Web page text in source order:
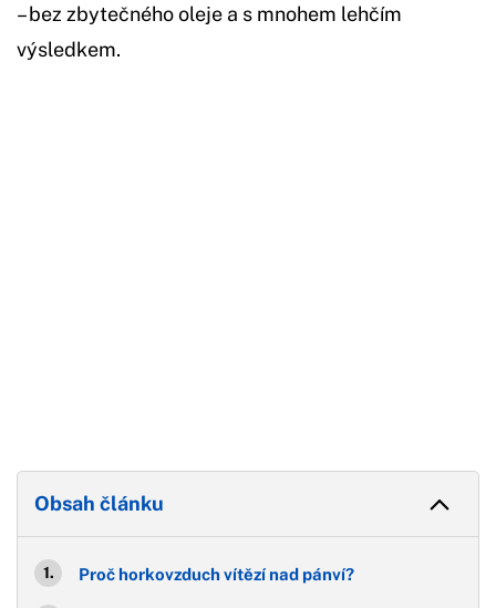
– bez zbytečného oleje a s mnohem lehčím
výsledkem.
Obsah článku
Proč horkovzduch vítězí nad pánví?